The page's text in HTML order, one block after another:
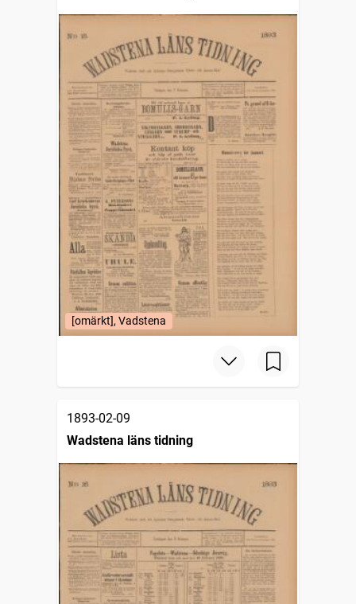
[omärkt], Vadstena
1893-02-09
Wadstena läns tidning